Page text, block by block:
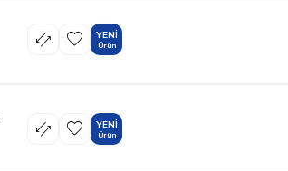
YENI
Ürün
YENI
Ürün